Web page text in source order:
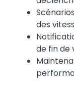
des
de fin de